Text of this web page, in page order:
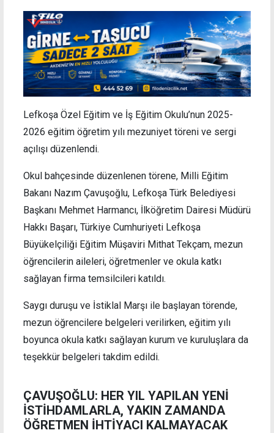
Lefkoşa Özel Eğitim ve İş Eğitim Okulu’nun 2025-
2026 eğitim öğretim yılı mezuniyet töreni ve sergi
açılışı düzenlendi.
Okul bahçesinde düzenlenen törene, Milli Eğitim
Bakanı Nazım Çavuşoğlu, Lefkoşa Türk Belediyesi
Başkanı Mehmet Harmancı, İlköğretim Dairesi Müdürü
Hakkı Başarı, Türkiye Cumhuriyeti Lefkoşa
Büyükelçiliği Eğitim Müşaviri Mithat Tekçam, mezun
öğrencilerin aileleri, öğretmenler ve okula katkı
sağlayan firma temsilcileri katıldı.
Saygı duruşu ve İstiklal Marşı ile başlayan törende,
mezun öğrencilere belgeleri verilirken, eğitim yılı
boyunca okula katkı sağlayan kurum ve kuruluşlara da
teşekkür belgeleri takdim edildi.
ÇAVUŞOĞLU: HER YIL YAPILAN YENİ
İSTİHDAMLARLA, YAKIN ZAMANDA
ÖĞRETMEN İHTİYACI KALMAYACAK